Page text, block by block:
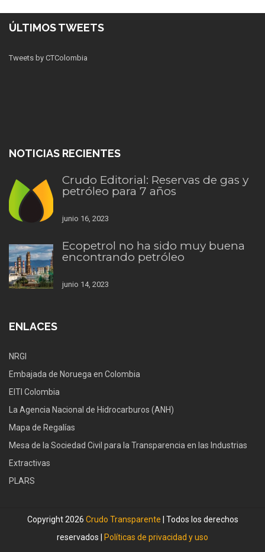
ÚLTIMOS TWEETS
Tweets by CTColombia
NOTICIAS RECIENTES
Crudo Editorial: Reservas de gas y
petróleo para 7 años
junio 16, 2023
Ecopetrol no ha sido muy buena
encontrando petróleo
junio 14, 2023
ENLACES
NRGI
Embajada de Noruega en Colombia
EITI Colombia
La Agencia Nacional de Hidrocarburos (ANH)
Mapa de Regalías
Mesa de la Sociedad Civil para la Transparencia en las Industrias
Extractivas
PLARS
Copyright 2026 Crudo Transparente | Todos los derechos
reservados | Políticas de privacidad y uso